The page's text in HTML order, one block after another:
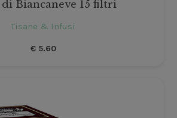
di Biancaneve 15 filtri
Tisane & Infusi
€5.60